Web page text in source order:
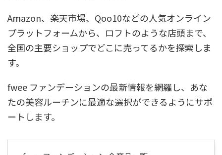
Amazon、楽天市場、Qoo10などの人気オンライン
プラットフォームから、ロフトのような店頭まで、
全国の主要ショップでどこに売ってるかを探索しま
す。
fwee ファンデーションの最新情報を網羅し、あな
たの美容ルーチンに最適な選択ができるようにサポ
ートします。